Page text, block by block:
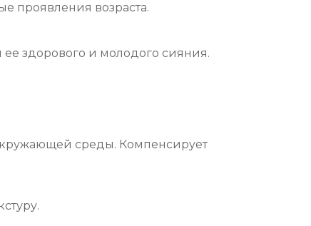
проявления возраста.
здорового и молодого сияния.
среды. Компенсирует